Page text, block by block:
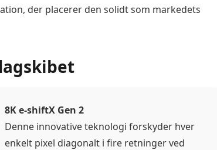
der placerer den solidt som markedets
8K e-shiftX Gen 2
Denne innovative teknologi forskyder hver
enkelt pixel diagonalt i fire retninger ved